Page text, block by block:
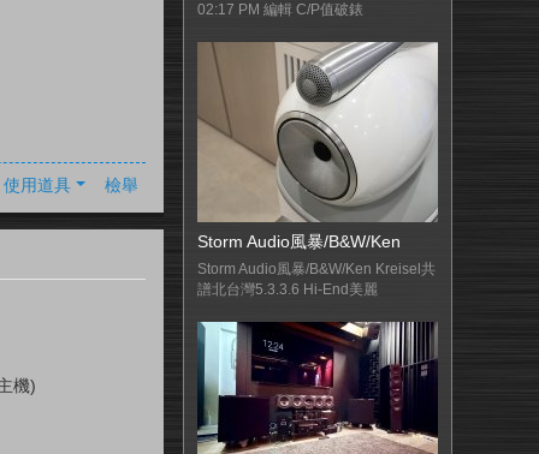
使用道具 檢舉
機)
02:17 PM 編輯 C/P值破錶
Storm Audio風暴/B&W/Ken
Storm Audio風暴/B&W/Ken Kreisel共
譜北台灣5.3.3.6 Hi-End美麗